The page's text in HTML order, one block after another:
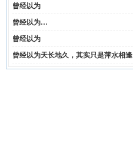
曾经以为
曾经以为…
曾经以为
曾经以为天长地久，其实只是萍水相逢